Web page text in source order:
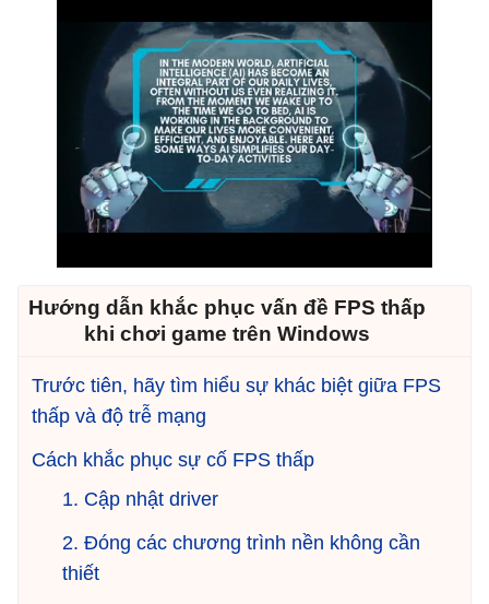
Hướng dẫn khắc phục vấn đề FPS thấp
khi chơi game trên Windows
Trước tiên, hãy tìm hiểu sự khác biệt giữa FPS
thấp và độ trễ mạng
Cách khắc phục sự cố FPS thấp
1. Cập nhật driver
2. Đóng các chương trình nền không cần
thiết